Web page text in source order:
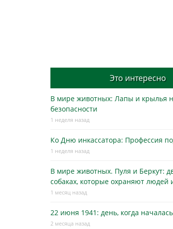
Это интересно
В мире животных: Лапы и крылья
безопасности
1 неделя назад
Ко Дню инкассатора: Профессия
1 неделя назад
В мире животных. Пуля и Беркут:
собаках, которые охраняют людей
1 месяц назад
22 июня 1941: день, когда
2 месяца назад